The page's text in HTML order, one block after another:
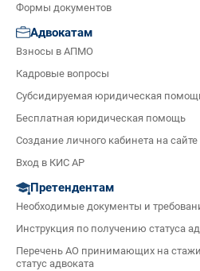
Формы документов
Адвокатам
Взносы в АПМО
Кадровые вопросы
Субсидируемая юридическая
Бесплатная юридическая помощь
Создание личного кабинета на сайте
Вход в КИС АР
Претендентам
Необходимые документы и
Инструкция по получению статуса
Перечень АО принимающих на
статус адвоката